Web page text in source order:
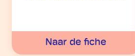
Naar de fiche